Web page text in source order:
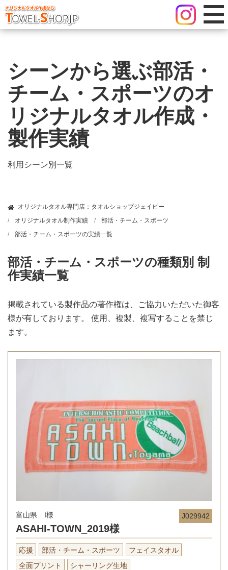
シーンから選ぶ部活・
チーム・スポーツのオ
リジナルタオル作成・
製作実績
利用シーン別一覧
オリジナルタオル専門店：タオルショップジェイピー
オリジナルタオル制作実績
部活・チーム・スポーツ
部活・チーム・スポーツの実績一覧
部活・チーム・スポーツの種類別 制
作実績一覧
掲載されている製作品の著作権は、ご協力いただいた御客
様が有しております。 使用、複製、複写することを禁じ
ます。
J029942
富山県 I様
ASAHI-TOWN_2019様
応援 部活・チーム・スポーツ
フェイスタオル
全面プリント
シャーリング生地